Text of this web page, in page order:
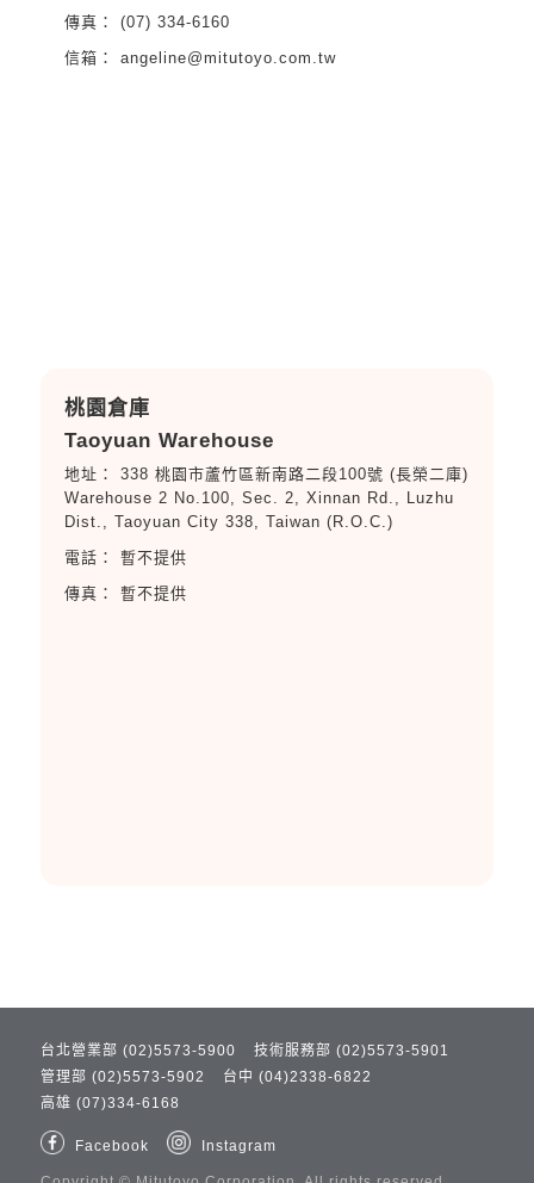
(07) 334-6160
angeline@mitutoyo.com.tw
桃園倉庫
Taoyuan Warehouse
338 桃園市蘆竹區新南路二段100號 (長榮二庫)
Warehouse 2 No.100, Sec. 2, Xinnan Rd., Luzhu
Dist., Taoyuan City 338, Taiwan (R.O.C.)
暫不提供
暫不提供
台北營業部 (02)5573-5900
技術服務部 (02)5573-5901
管理部 (02)5573-5902
台中 (04)2338-6822
高雄 (07)334-6168
Facebook Instagram